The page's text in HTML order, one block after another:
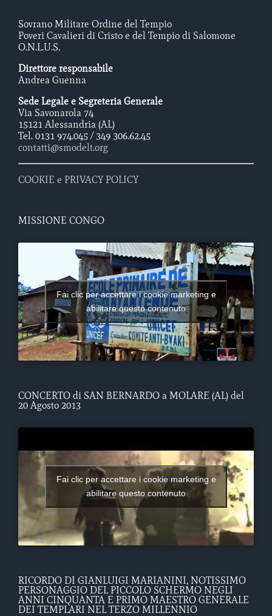
Sovrano Militare Ordine del Tempio
Poveri Cavalieri di Cristo e del Tempio di Salomone
O.N.L.U.S.
Direttore responsabile
Andrea Guenna
Sede Legale e Segreteria Generale
Via Savonarola 74
15121 Alessandria (AL)
Tel. 0131 974.045 / 349 306.62.45
contatti@smodelt.org
COOKIE e PRIVACY POLICY
MISSIONE CONGO
Fai clic per accettare i cookie marketing e
abilitare questo contenuto
CONCERTO di SAN BERNARDO a MOLARE (AL) del
20 Agosto 2013
Fai clic per accettare i cookie marketing e
abilitare questo contenuto
RICORDO DI GIANLUIGI MARIANINI, NOTISSIMO
PERSONAGGIO DEL PICCOLO SCHERMO NEGLI
ANNI CINQUANTA E PRIMO MAESTRO GENERALE
DEI TEMPLARI NEL TERZO MILLENNIO